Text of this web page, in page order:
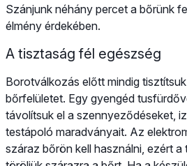
Szánjunk néhány percet a bőrünk
élmény érdekében.
A tisztaság fél egészség
Borotválkozás előtt mindig
bőrfelületet. Egy gyengéd
távolítsuk el a szennyeződéseket,
testápoló maradványait. Az
száraz bőrön kell használni, ezért